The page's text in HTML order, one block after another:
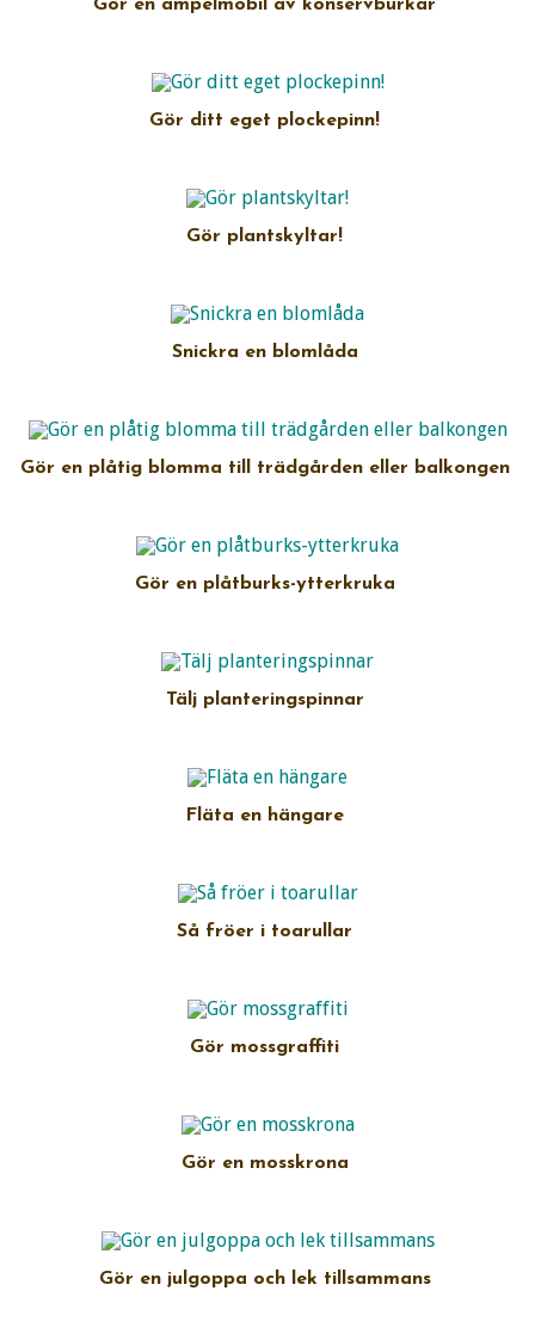
Gör en ampelmobil av konservburkar
Gör ditt eget plockepinn!
Gör plantskyltar!
Snickra en blomlåda
Gör en plåtig blomma till trädgården eller balkongen
Gör en plåtburks-ytterkruka
Tälj planteringspinnar
Fläta en hängare
Så fröer i toarullar
Gör mossgraffiti
Gör en mosskrona
Gör en julgoppa och lek tillsammans